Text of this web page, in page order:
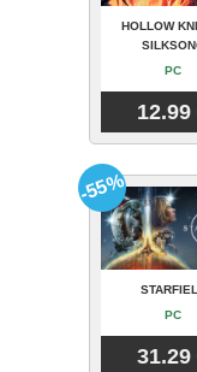
HOLLOW
PC
12.99
PC
31.29
-55%